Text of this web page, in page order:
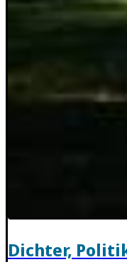
Dichter,